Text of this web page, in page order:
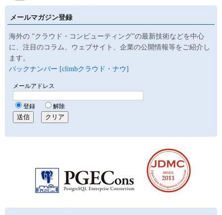
メールマガジン登録
海外の ”クラウド・コンピューティング”の最新技術などを中心
に、注目のコラム、ウェブサイト、企業の公開情報等をご紹介し
ます。
バックナンバー [climbクラウド・ナウ]